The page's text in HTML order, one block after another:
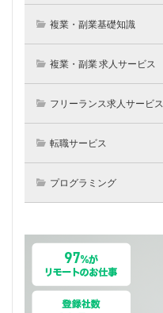
複業・副業基礎知識
複業・副業 求人サービス
フリーランス求人サービス
転職サービス
プログラミング